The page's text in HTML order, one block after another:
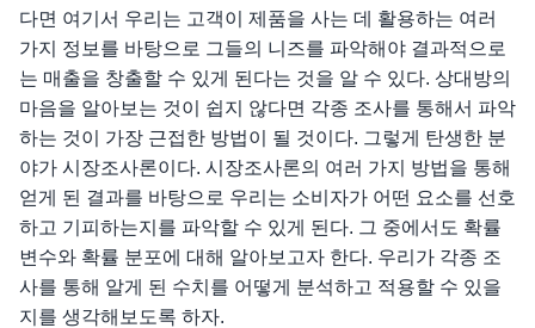
다면 여기서 우리는 고객이 제품을 사는 데 활용하는 여러
가지 정보를 바탕으로 그들의 니즈를 파악해야 결과적으로
는 매출을 창출할 수 있게 된다는 것을 알 수 있다. 상대방의
마음을 알아보는 것이 쉽지 않다면 각종 조사를 통해서 파악
하는 것이 가장 근접한 방법이 될 것이다. 그렇게 탄생한 분
야가 시장조사론이다. 시장조사론의 여러 가지 방법을 통해
얻게 된 결과를 바탕으로 우리는 소비자가 어떤 요소를 선호
하고 기피하는지를 파악할 수 있게 된다. 그 중에서도 확률
변수와 확률 분포에 대해 알아보고자 한다. 우리가 각종 조
사를 통해 알게 된 수치를 어떻게 분석하고 적용할 수 있을
지를 생각해보도록 하자.